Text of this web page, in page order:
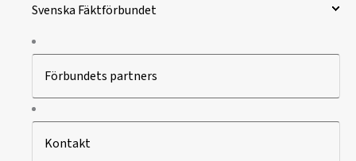
Svenska Fäktförbundet
Förbundets partners
Kontakt